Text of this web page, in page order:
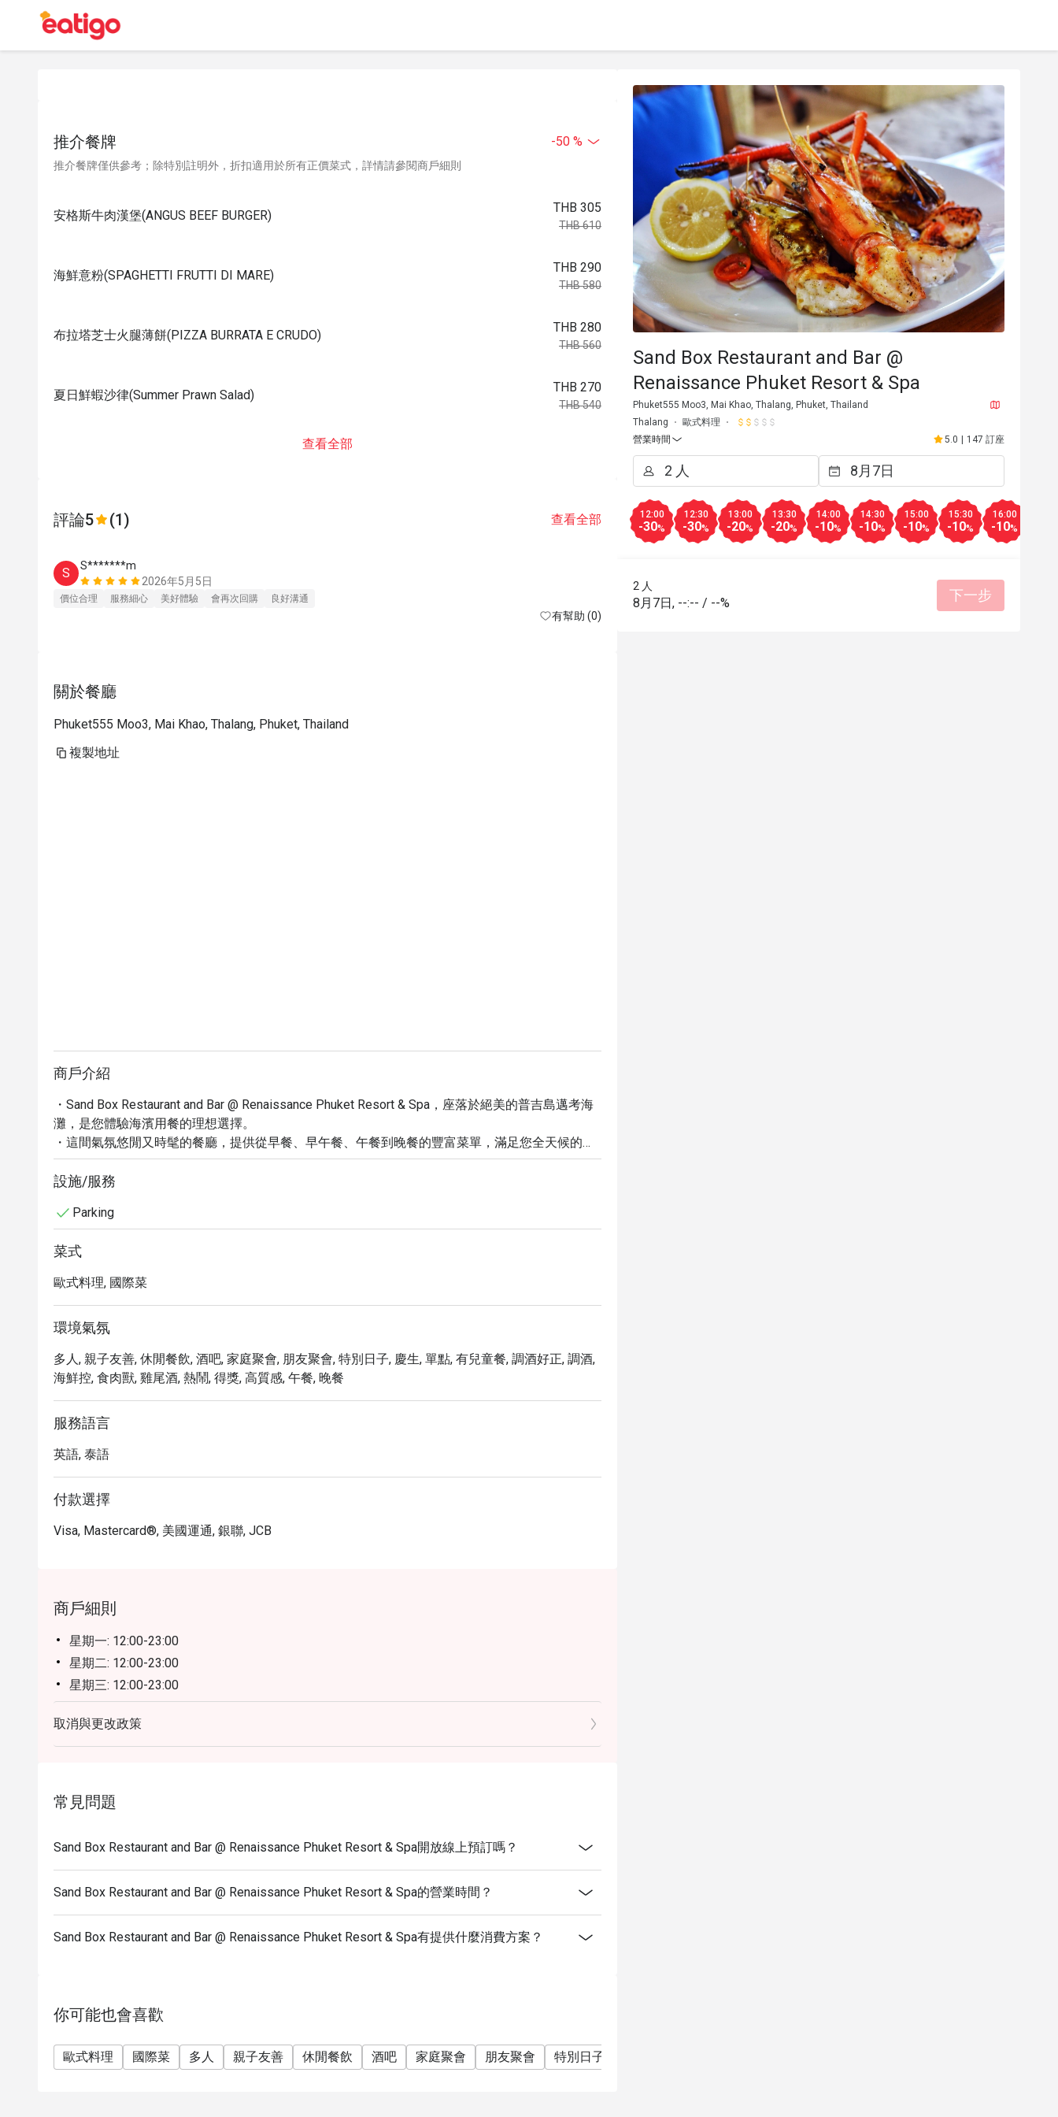
推介餐牌 -50 %
推介餐牌僅供參考；除特別註明外，折扣適用於所有正價菜式，詳情請參閱商戶細則
安格斯牛肉漢堡(ANGUS BEEF BURGER)
THB 305
THB 610
海鮮意粉(SPAGHETTI FRUTTI DI MARE)
THB 290
THB 580
布拉塔芝士火腿薄餅(PIZZA BURRATA E CRUDO)
THB 280
THB 560
夏日鮮蝦沙律(Summer Prawn Salad)
THB 270
THB 540
查看全部
評論5 (1) 查看全部
S
S*******m
2026年5月5日
價位合理 服務細心 美好體驗 會再次回購 良好溝通
有幫助 (0)
關於餐廳
Phuket555 Moo3, Mai Khao, Thalang, Phuket, Thailand
複製地址
商戶介紹
・Sand Box Restaurant and Bar @ Renaissance Phuket Resort & Spa，座落於絕美的普吉島邁考海
灘，是您體驗海濱用餐的理想選擇。
・這間氣氛悠閒又時髦的餐廳，提供從早餐、早午餐、午餐到晚餐的豐富菜單，滿足您全天候的味
蕾。
・從網友熱烈推薦的美味披薩、新鮮海鮮，到口感細膩的甜點，每一道菜都精心製作。
您的夜晚。
・透過 Eatigo 預訂，您可享最高 5 折的獨家優惠，為您的普吉島之旅增添更多美味與價值。
設施/服務
Parking
菜式
歐式料理, 國際菜
環境氣氛
多人, 親子友善, 休閒餐飲, 酒吧, 家庭聚會, 朋友聚會, 特別日子, 慶生, 單點, 有兒童餐, 調酒好正, 調酒,
海鮮控, 食肉獸, 雞尾酒, 熱鬧, 得獎, 高質感, 午餐, 晚餐
服務語言
英語, 泰語
付款選擇
Visa, Mastercard®, 美國運通, 銀聯, JCB
商戶細則
星期一: 12:00-23:00
星期二: 12:00-23:00
星期三: 12:00-23:00
星期四: 12:00-23:00
星期五: 12:00-23:00
星期六: 12:00-23:00
取消與更改政策
常見問題
Sand Box Restaurant and Bar @ Renaissance Phuket Resort & Spa開放線上預訂嗎？
Sand Box Restaurant and Bar @ Renaissance Phuket Resort & Spa的營業時間？
Sand Box Restaurant and Bar @ Renaissance Phuket Resort & Spa有提供什麼消費方案？
你可能也會喜歡
歐式料理 國際菜 多人 親子友善 休閒餐飲 酒吧 家庭聚會 朋友聚會 特別日子
Sand Box Restaurant and Bar @
Renaissance Phuket Resort & Spa
Phuket555 Moo3, Mai Khao, Thalang, Phuket, Thailand
Thalang
歐式料理
營業時間
5.0 147 訂座
12:00
-30%
12:30
-30%
13:00
-20%
13:30
-20%
14:00
-10%
14:30
-10%
15:00
-10%
15:30
-10%
16:00
-10%
2 人
8月7日 , --:-- / --% 下一步